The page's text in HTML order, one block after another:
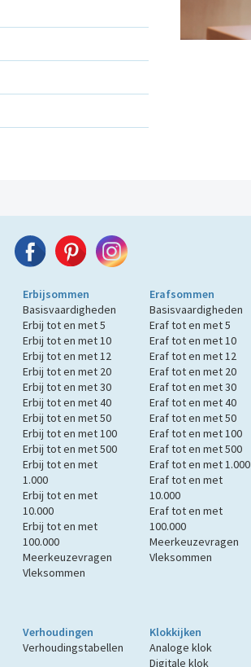
Erbijsommen
Basisvaardigheden
Erbij tot en met 5
Erbij tot en met 10
Erbij tot en met 12
Erbij tot en met 20
Erbij tot en met 30
Erbij tot en met 40
Erbij tot en met 50
Erbij tot en met 100
Erbij tot en met 500
Erbij tot en met
1.000
Erbij tot en met
10.000
Erbij tot en met
100.000
Meerkeuzevragen
Vleksommen
Erafsommen
Basisvaardigheden
Eraf tot en met 5
Eraf tot en met 10
Eraf tot en met 12
Eraf tot en met 20
Eraf tot en met 30
Eraf tot en met 40
Eraf tot en met 50
Eraf tot en met 100
Eraf tot en met 500
Eraf tot en met 1.000
Eraf tot en met
10.000
Eraf tot en met
100.000
Meerkeuzevragen
Vleksommen
Verhoudingen
Verhoudingstabellen
Klokkijken
Analoge klok
Digitale klok